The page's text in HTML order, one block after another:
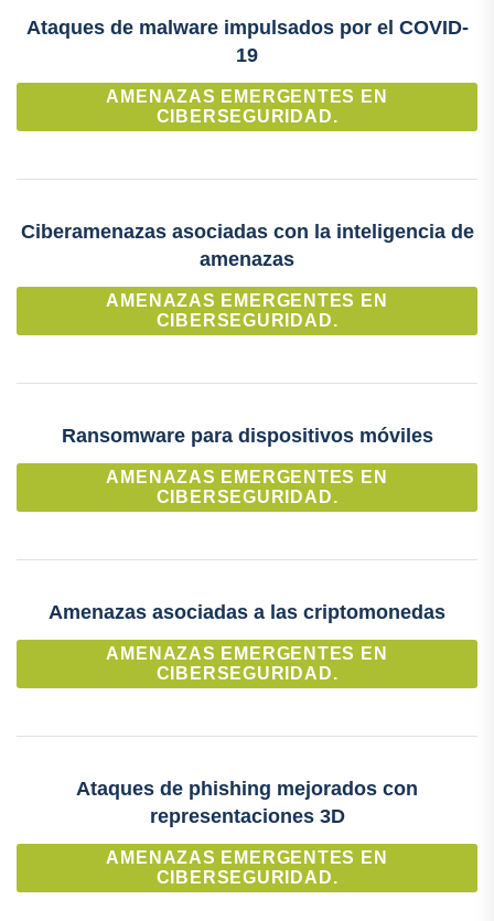
Ataques de malware impulsados por el COVID-
19
AMENAZAS EMERGENTES EN
CIBERSEGURIDAD.
Ciberamenazas asociadas con la inteligencia de
amenazas
AMENAZAS EMERGENTES EN
CIBERSEGURIDAD.
Ransomware para dispositivos móviles
AMENAZAS EMERGENTES EN
CIBERSEGURIDAD.
Amenazas asociadas a las criptomonedas
AMENAZAS EMERGENTES EN
CIBERSEGURIDAD.
Ataques de phishing mejorados con
representaciones 3D
AMENAZAS EMERGENTES EN
CIBERSEGURIDAD.